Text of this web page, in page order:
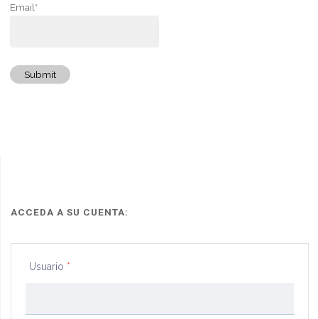
Email*
Submit
ACCEDA A SU CUENTA:
Usuario *